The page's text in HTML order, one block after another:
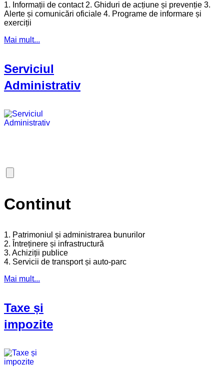
1. Informații de contact 2. Ghiduri de acțiune și prevenție 3.
Alerte și comunicări oficiale 4. Programe de informare și
exerciții
Mai mult...
Serviciul
Administrativ
Continut
1. Patrimoniul și administrarea bunurilor
2. Întreținere și infrastructură
3. Achiziții publice
4. Servicii de transport și auto-parc
Mai mult...
Taxe și
impozite